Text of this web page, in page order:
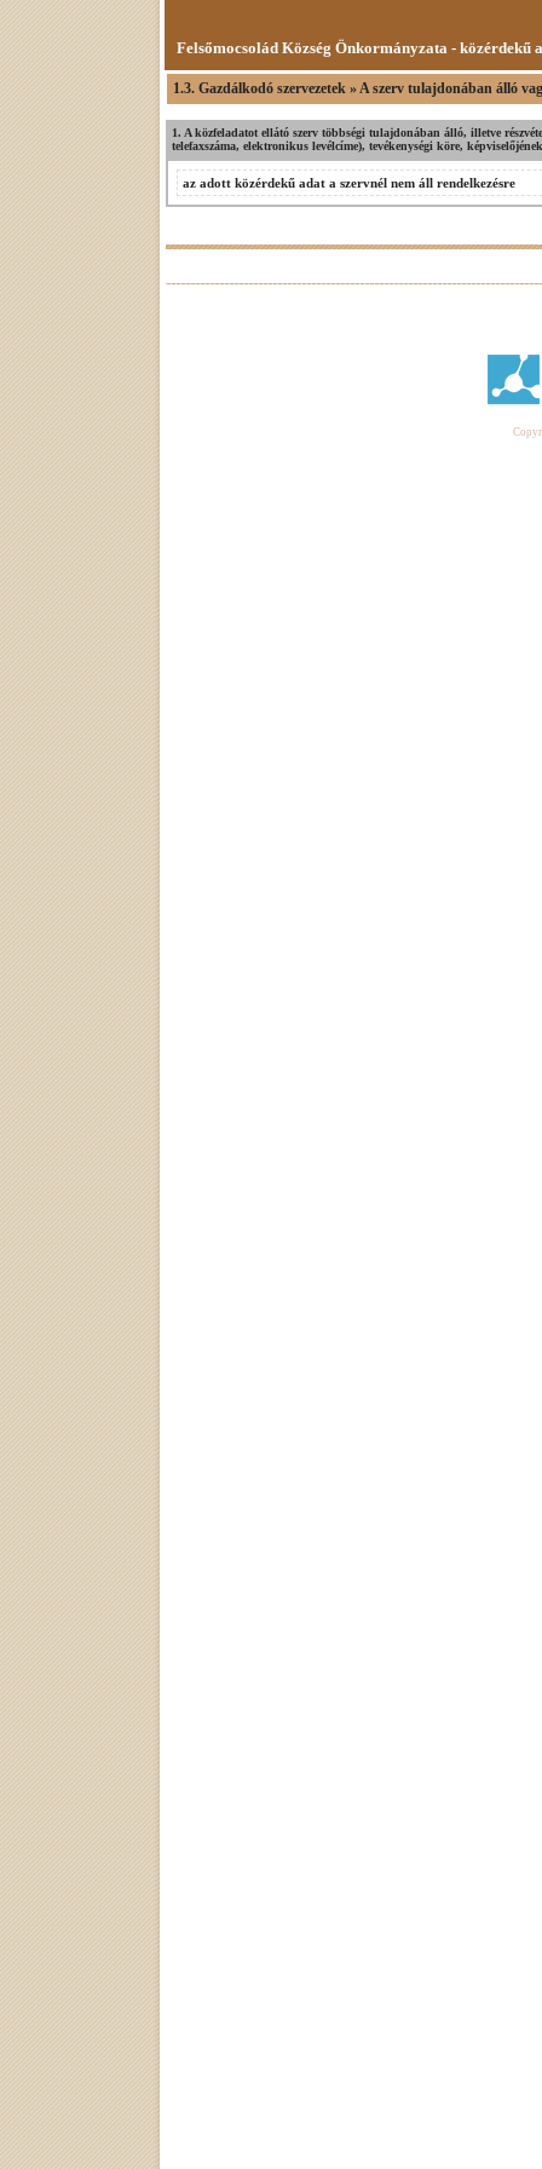
Felsőmocsolád Község Önkormányzata - közérdekű
1.3. Gazdálkodó szervezetek » A szerv tulajdonában álló
1. A közfeladatot ellátó szerv többségi tulajdonában álló, illetve
telefaxszáma, elektronikus levélcíme), tevékenységi köre,
az adott közérdekű adat a szervnél nem áll rendelkezésre